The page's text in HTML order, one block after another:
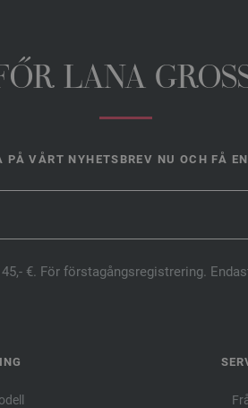
LANA
PÅ VÅRT NYHETSBREV NU OCH FÅ
€. För förstagångsregistrering.